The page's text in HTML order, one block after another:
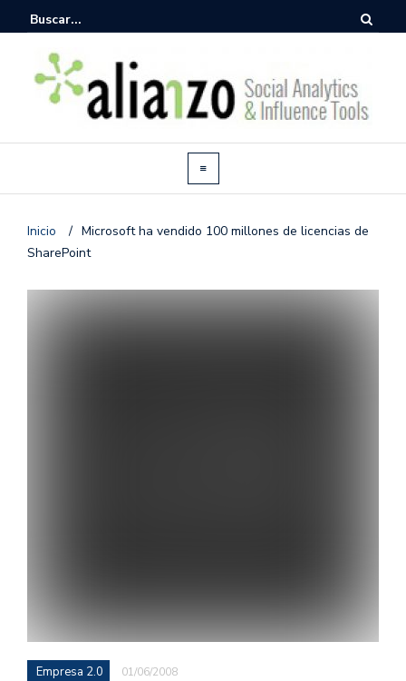
Inicio / Microsoft ha vendido 100 millones de licencias de
SharePoint
Empresa 2.0 01/06/2008